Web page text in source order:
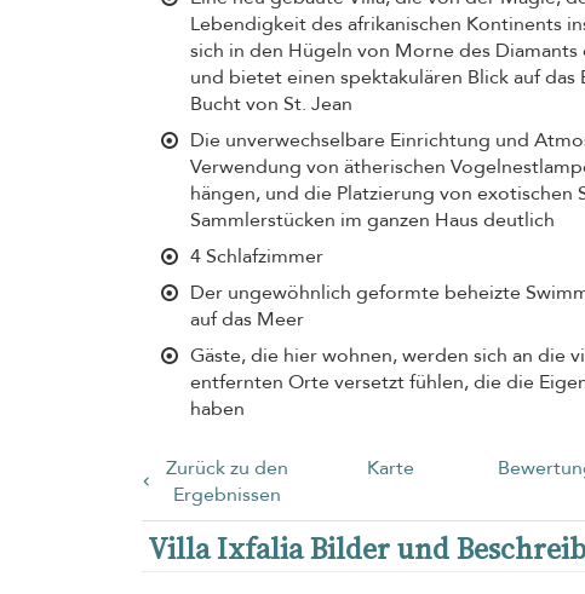
Lebendigkeit des afrikanischen Kontinents
sich in den Hügeln von Morne des
und bietet einen spektakulären Blick auf
Bucht von St. Jean
Die unverwechselbare Einrichtung und
Verwendung von ätherischen
hängen, und die Platzierung von exotischen
Sammlerstücken im ganzen Haus deutlich
4 Schlafzimmer
Der ungewöhnlich geformte beheizte
auf das Meer
Gäste, die hier wohnen, werden sich an die
entfernten Orte versetzt fühlen, die die
haben
Zurück zu den
Ergebnissen
Karte
Villa Ixfalia Bilder und